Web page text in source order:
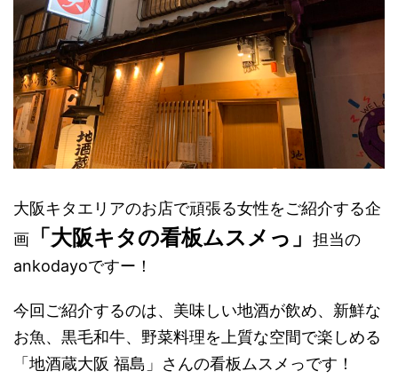
大阪キタエリアのお店で頑張る女性をご紹介する企
画
「大阪キタの看板ムスメっ」
担当の
ankodayoですー！
今回ご紹介するのは、美味しい地酒が飲め、新鮮な
お魚、黒毛和牛、野菜料理を上質な空間で楽しめる
「地酒蔵大阪 福島」 さんの看板ムスメっです！